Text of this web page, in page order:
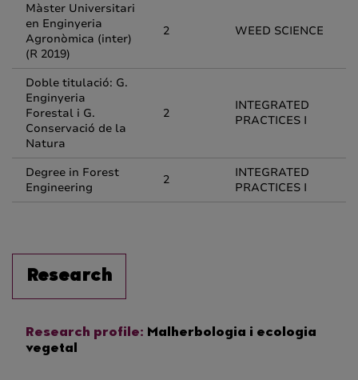
Màster Universitari
en Enginyeria
Agronòmica (inter)
(R 2019)
2 WEED SCIENCE
Doble titulació: G.
Enginyeria
Forestal i G.
Conservació de la
Natura
2
INTEGRATED
PRACTICES I
Degree in Forest
Engineering
2
INTEGRATED
PRACTICES I
Research
Research profile: Malherbologia i ecologia
vegetal